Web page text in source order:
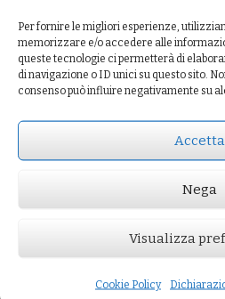
Per fornire le migliori esperienze,
memorizzare e/o accedere alle
queste tecnologie ci permetterà di
di navigazione o ID unici su questo sito.
consenso può influire negativamente su
Accetta
Nega
Visualizza
Cookie Policy
You might also like
nocciole
Gnocchi di patate
con crema di
batata rossa
dolce, ragù bianco